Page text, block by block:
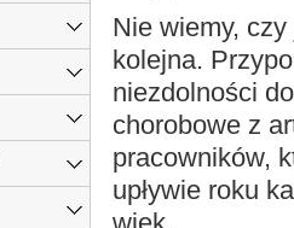
Nie wiemy,
kolejna.
niezdolności
chorobowe z
pracowników,
upływie roku